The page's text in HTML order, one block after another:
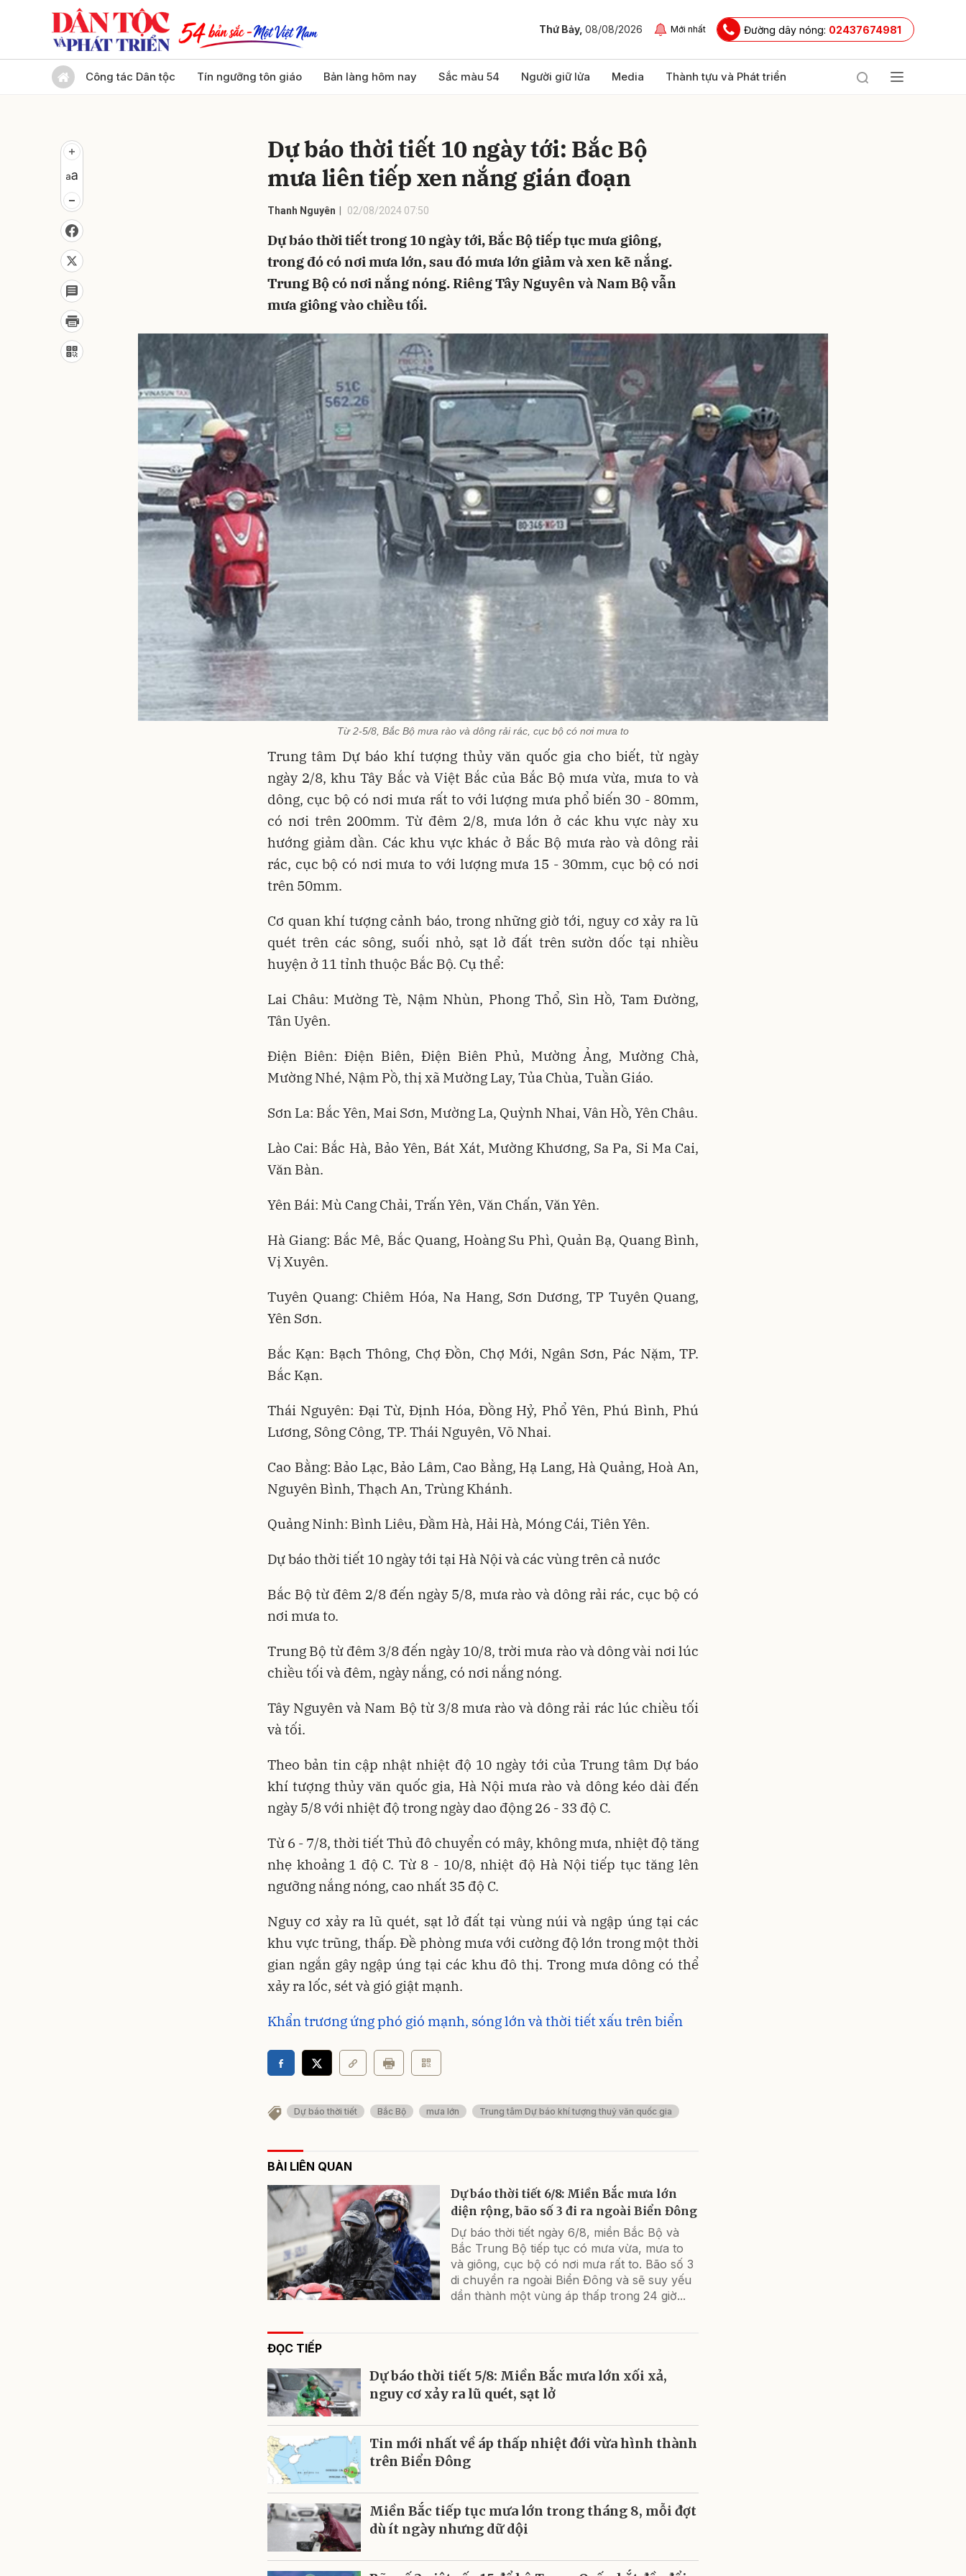
Thứ Bảy, 08/08/2026 Mới nhất Đường dây nóng: 02437674981
Công tác Dân tộc Tín ngưỡng tôn giáo Bản làng hôm nay Sắc màu 54 Người giữ lửa Media Thành tựu và Phát triển
Dự báo thời tiết 10 ngày tới: Bắc Bộ
mưa liên tiếp xen nắng gián đoạn
Thanh Nguyên 02/08/2024 07:50
Dự báo thời tiết trong 10 ngày tới, Bắc Bộ tiếp tục mưa giông,
trong đó có nơi mưa lớn, sau đó mưa lớn giảm và xen kẽ nắng.
Trung Bộ có nơi nắng nóng. Riêng Tây Nguyên và Nam Bộ vẫn
mưa giông vào chiều tối.
Từ 2-5/8, Bắc Bộ mưa rào và dông rải rác, cục bộ có nơi mưa to
Trung tâm Dự báo khí tượng thủy văn quốc gia cho biết, từ ngày
ngày 2/8, khu Tây Bắc và Việt Bắc của Bắc Bộ mưa vừa, mưa to và
dông, cục bộ có nơi mưa rất to với lượng mưa phổ biến 30 - 80mm,
có nơi trên 200mm. Từ đêm 2/8, mưa lớn ở các khu vực này xu
hướng giảm dần. Các khu vực khác ở Bắc Bộ mưa rào và dông rải
rác, cục bộ có nơi mưa to với lượng mưa 15 - 30mm, cục bộ có nơi
trên 50mm.
Cơ quan khí tượng cảnh báo, trong những giờ tới, nguy cơ xảy ra lũ
quét trên các sông, suối nhỏ, sạt lở đất trên sườn dốc tại nhiều
huyện ở 11 tỉnh thuộc Bắc Bộ. Cụ thể:
Lai Châu: Mường Tè, Nậm Nhùn, Phong Thổ, Sìn Hồ, Tam Đường,
Tân Uyên.
Điện Biên: Điện Biên, Điện Biên Phủ, Mường Ảng, Mường Chà,
Mường Nhé, Nậm Pồ, thị xã Mường Lay, Tủa Chùa, Tuần Giáo.
Sơn La: Bắc Yên, Mai Sơn, Mường La, Quỳnh Nhai, Vân Hồ, Yên Châu.
Lào Cai: Bắc Hà, Bảo Yên, Bát Xát, Mường Khương, Sa Pa, Si Ma Cai,
Văn Bàn.
Yên Bái: Mù Cang Chải, Trấn Yên, Văn Chấn, Văn Yên.
Hà Giang: Bắc Mê, Bắc Quang, Hoàng Su Phì, Quản Bạ, Quang Bình,
Vị Xuyên.
Tuyên Quang: Chiêm Hóa, Na Hang, Sơn Dương, TP Tuyên Quang,
Yên Sơn.
Bắc Kạn: Bạch Thông, Chợ Đồn, Chợ Mới, Ngân Sơn, Pác Nặm, TP.
Bắc Kạn.
Thái Nguyên: Đại Từ, Định Hóa, Đồng Hỷ, Phổ Yên, Phú Bình, Phú
Lương, Sông Công, TP. Thái Nguyên, Võ Nhai.
Cao Bằng: Bảo Lạc, Bảo Lâm, Cao Bằng, Hạ Lang, Hà Quảng, Hoà An,
Nguyên Bình, Thạch An, Trùng Khánh.
Quảng Ninh: Bình Liêu, Đầm Hà, Hải Hà, Móng Cái, Tiên Yên.
Dự báo thời tiết 10 ngày tới tại Hà Nội và các vùng trên cả nước
Bắc Bộ từ đêm 2/8 đến ngày 5/8, mưa rào và dông rải rác, cục bộ có
nơi mưa to.
Trung Bộ từ đêm 3/8 đến ngày 10/8, trời mưa rào và dông vài nơi lúc
chiều tối và đêm, ngày nắng, có nơi nắng nóng.
Tây Nguyên và Nam Bộ từ 3/8 mưa rào và dông rải rác lúc chiều tối
và tối.
Theo bản tin cập nhật nhiệt độ 10 ngày tới của Trung tâm Dự báo
khí tượng thủy văn quốc gia, Hà Nội mưa rào và dông kéo dài đến
ngày 5/8 với nhiệt độ trong ngày dao động 26 - 33 độ C.
Từ 6 - 7/8, thời tiết Thủ đô chuyển có mây, không mưa, nhiệt độ tăng
nhẹ khoảng 1 độ C. Từ 8 - 10/8, nhiệt độ Hà Nội tiếp tục tăng lên
ngưỡng nắng nóng, cao nhất 35 độ C.
Nguy cơ xảy ra lũ quét, sạt lở đất tại vùng núi và ngập úng tại các
khu vực trũng, thấp. Đề phòng mưa với cường độ lớn trong một thời
gian ngắn gây ngập úng tại các khu đô thị. Trong mưa dông có thể
xảy ra lốc, sét và gió giật mạnh.
Khẩn trương ứng phó gió mạnh, sóng lớn và thời tiết xấu trên biển
Dự báo thời tiết Bắc Bộ mưa lớn Trung tâm Dự báo khí tượng thuỷ văn quốc gia
BÀI LIÊN QUAN
Dự báo thời tiết 6/8: Miền Bắc mưa lớn
diện rộng, bão số 3 đi ra ngoài Biển Đông
Dự báo thời tiết ngày 6/8, miền Bắc Bộ và
Bắc Trung Bộ tiếp tục có mưa vừa, mưa to
và giông, cục bộ có nơi mưa rất to. Bão số 3
di chuyển ra ngoài Biển Đông và sẽ suy yếu
dần thành một vùng áp thấp trong 24 giờ...
ĐỌC TIẾP
Dự báo thời tiết 5/8: Miền Bắc mưa lớn xối xả,
nguy cơ xảy ra lũ quét, sạt lở
Tin mới nhất về áp thấp nhiệt đới vừa hình thành
trên Biển Đông
Miền Bắc tiếp tục mưa lớn trong tháng 8, mỗi đợt
dù ít ngày nhưng dữ dội
Gửi bình luận
Hủy Gửi